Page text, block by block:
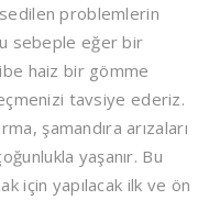
problemlerin
sebeple eğer bir
haiz bir gömme
tavsiye ederiz.
şamandıra arızaları
yaşanır. Bu
için yapılacak ilk ve ön